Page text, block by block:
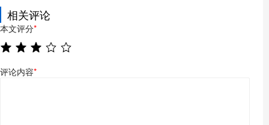
相关评论
本文评分*
评论内容*